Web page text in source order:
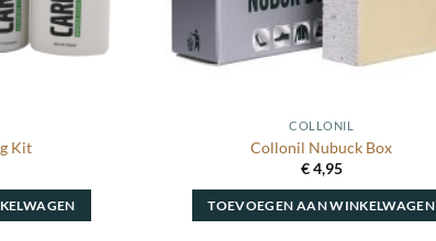
Kit
COLLONIL
Collonil Nubuck Box
€4,95
TOEVOEGEN AAN WINKELWAGEN